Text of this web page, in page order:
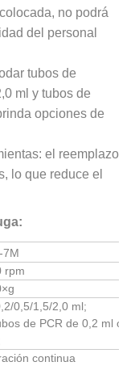
no podrá
del personal
tubos de
ml y tubos de
opciones de
el reemplazo
lo que reduce el
7M
rpm
0,5/1,5/2,0 ml;
de PCR de 0,2 ml o
continua